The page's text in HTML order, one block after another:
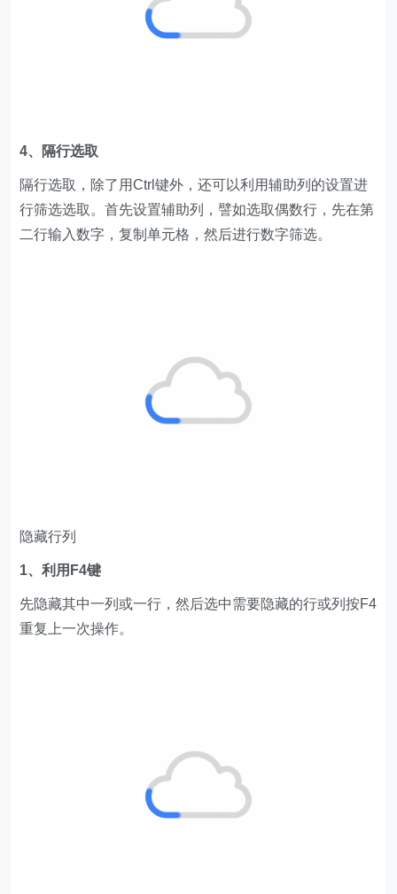
4、隔行选取
隔行选取，除了用Ctrl键外，还可以利用辅助列的设置进
行筛选选取。首先设置辅助列，譬如选取偶数行，先在第
二行输入数字，复制单元格，然后进行数字筛选。
隐藏行列
1、利用F4键
先隐藏其中一列或一行，然后选中需要隐藏的行或列按F4
重复上一次操作。